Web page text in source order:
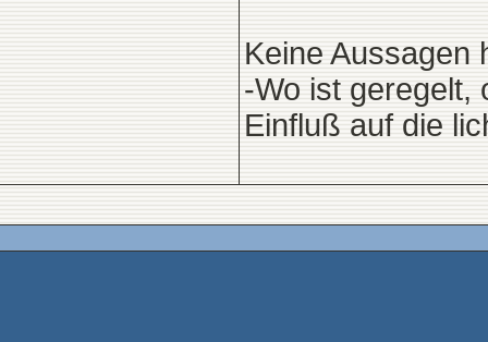
Keine Aussagen
-Wo ist geregelt,
Einfluß auf die